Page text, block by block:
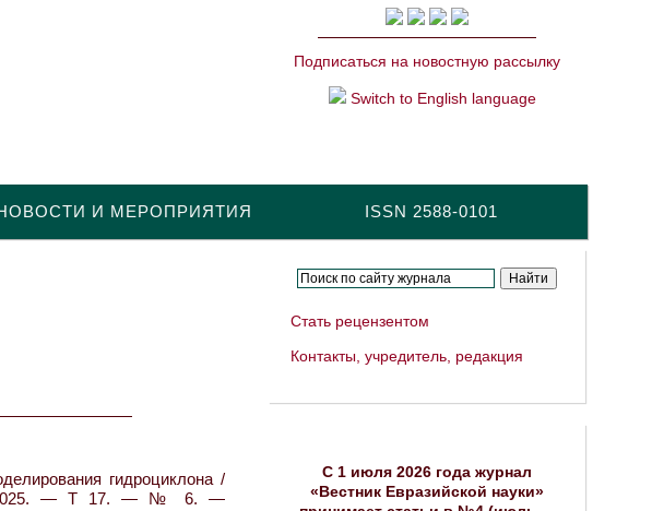
Подписаться на новостную рассылку
Switch to English language
ISSN 2588-0101
И МЕРОПРИЯТИЯ
гидроциклона /
— 2025. — Т 17. — № 6. —
Стать рецензентом
Контакты, учредитель, редакция
C 1 июля 2026 года журнал
«Вестник Евразийской науки»